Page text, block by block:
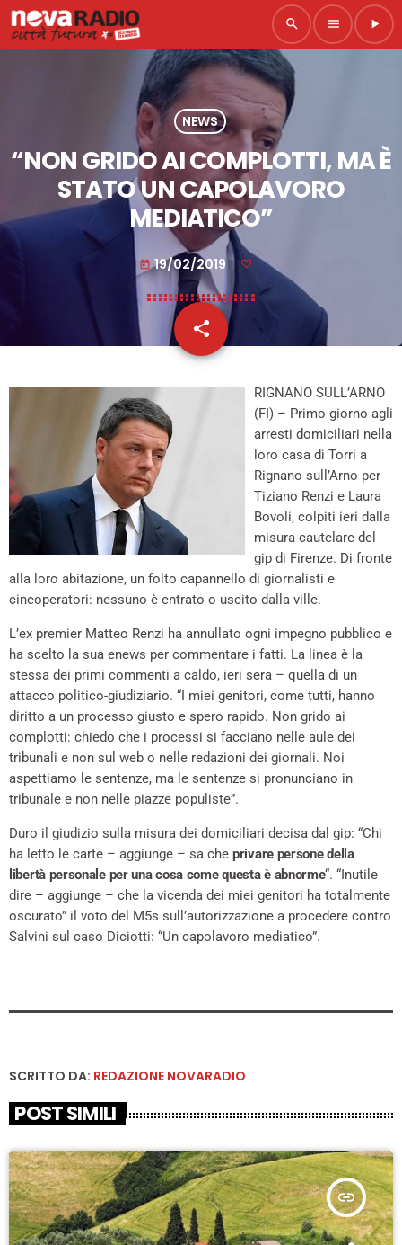
search menu play_arrow
NEWS
“NON GRIDO AI COMPLOTTI, MA È
STATO UN CAPOLAVORO
MEDIATICO”
today 19/02/2019
share
email
RIGNANO SULL’ARNO
(FI) – Primo giorno agli
arresti domiciliari nella
loro casa di Torri a
Rignano sull’Arno per
Tiziano Renzi e Laura
Bovoli, colpiti ieri dalla
misura cautelare del
gip di Firenze. Di fronte
alla loro abitazione, un folto capannello di giornalisti e
cineoperatori: nessuno è entrato o uscito dalla ville.
L’ex premier Matteo Renzi ha annullato ogni impegno pubblico e
ha scelto la sua enews per commentare i fatti. La linea è la
stessa dei primi commenti a caldo, ieri sera – quella di un
attacco politico-giudiziario. “I miei genitori, come tutti, hanno
diritto a un processo giusto e spero rapido. Non grido ai
complotti: chiedo che i processi si facciano nelle aule dei
tribunali e non sul web o nelle redazioni dei giornali. Noi
aspettiamo le sentenze, ma le sentenze si pronunciano in
tribunale e non nelle piazze populiste”.
Duro il giudizio sulla misura dei domiciliari decisa dal gip: “Chi
ha letto le carte – aggiunge – sa che privare persone della
libertà personale per una cosa come questa è abnorme“. “Inutile
dire – aggiunge – che la vicenda dei miei genitori ha totalmente
oscurato” il voto del M5s sull’autorizzazione a procedere contro
Salvini sul caso Diciotti: “Un capolavoro mediatico”.
SCRITTO DA: REDAZIONE NOVARADIO
POST SIMILI
insert_link